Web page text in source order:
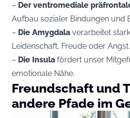
– Der ventromediale
Aufbau sozialer Bindungen und
– Die Amygdala verarbeitet
Leidenschaft, Freude oder Angst.
– Die Insula fördert unser
emotionale Nähe.
Freundschaft und
andere Pfade im